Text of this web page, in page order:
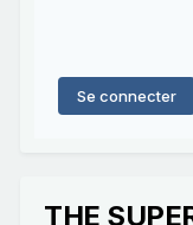
Se connecter
THE